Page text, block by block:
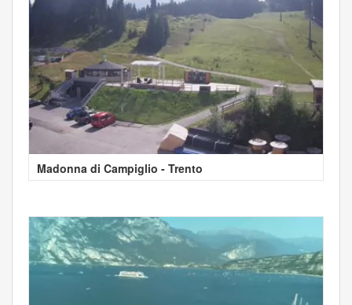
Madonna di Campiglio - Trento